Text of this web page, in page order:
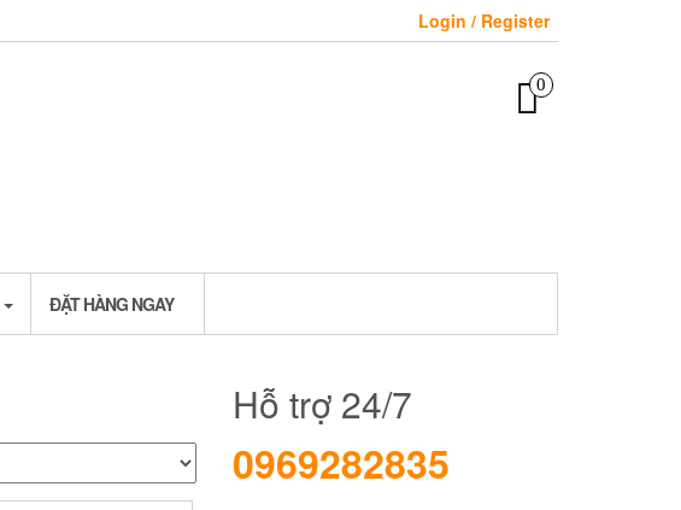
Login / Register
0
ĐẶT HÀNG NGAY
Hỗ trợ 24/7
0969282835